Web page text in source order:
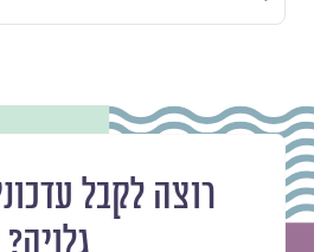
רוצה לקבל